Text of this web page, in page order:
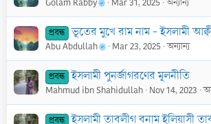
Golam Rabby Mar 31, 2025 অন্যান্য
প্রবন্ধ ভূতের মুখে রাম নাম - ইসলামী আক্বীদা
Abu Abdullah Mar 23, 2025 অন্যান্য
প্রবন্ধ ইসলামী পুনর্জাগরণের মূলনীতি
Mahmud ibn Shahidullah Nov 14, 2023
প্রবন্ধ ইসলামী তাবলীগ বনাম ইলিয়াসী